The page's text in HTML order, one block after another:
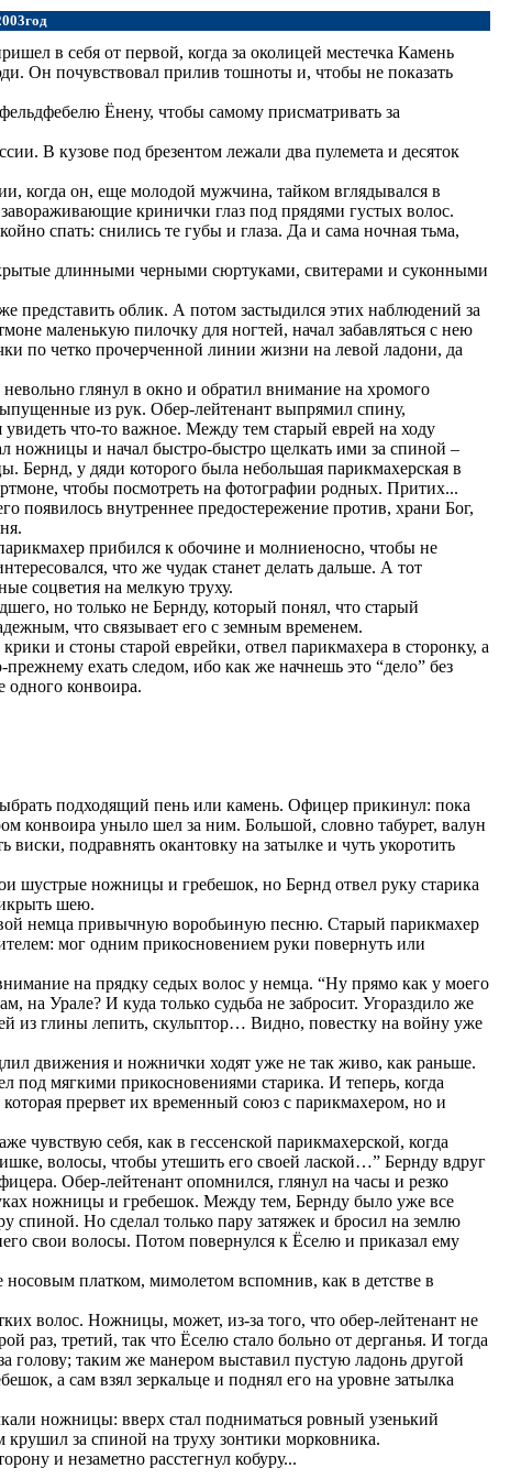
в себя от первой, когда за околицей местечка Камень
Он почувствовал прилив тошноты и, чтобы не показать
Ёнену, чтобы самому присматривать за
В кузове под брезентом лежали два пулемета и десяток
когда он, еще молодой мужчина, тайком вглядывался в
кринички глаз под прядями густых волос.
спать: снились те губы и глаза. Да и сама ночная тьма,
длинными черными сюртуками, свитерами и суконными
представить облик. А потом застыдился этих наблюдений за
маленькую пилочку для ногтей, начал забавляться с нею
по четко прочерченной линии жизни на левой ладони, да
глянул в окно и обратил внимание на хромого
из рук. Обер-лейтенант выпрямил спину,
что-то важное. Между тем старый еврей на ходу
ножницы и начал быстро-быстро щелкать ими за спиной –
Бернд, у дяди которого была небольшая парикмахерская в
чтобы посмотреть на фотографии родных. Притих...
появилось внутреннее предостережение против, храни Бог,
прибился к обочине и молниеносно, чтобы не
что же чудак станет делать дальше. А тот
соцветия на мелкую труху.
но только не Бернду, который понял, что старый
что связывает его с земным временем.
и стоны старой еврейки, отвел парикмахера в сторонку, а
ехать следом, ибо как же начнешь это “дело” без
одного конвоира.
подходящий пень или камень. Офицер прикинул: пока
конвоира уныло шел за ним. Большой, словно табурет, валун
подравнять окантовку на затылке и чуть укоротить
шустрые ножницы и гребешок, но Бернд отвел руку старика
шею.
немца привычную воробьиную песню. Старый парикмахер
мог одним прикосновением руки повернуть или
на прядку седых волос у немца. “Ну прямо как у моего
на Урале? И куда только судьба не забросит. Угораздило же
из глины лепить, скульптор… Видно, повестку на войну уже
движения и ножнички ходят уже не так живо, как раньше.
под мягкими прикосновениями старика. И теперь, когда
прервет их временный союз с парикмахером, но и
чувствую себя, как в гессенской парикмахерской, когда
волосы, чтобы утешить его своей лаской…” Бернду вдруг
Обер-лейтенант опомнился, глянул на часы и резко
ножницы и гребешок. Между тем, Бернду было уже все
спиной. Но сделал только пару затяжек и бросил на землю
свои волосы. Потом повернулся к Ёселю и приказал ему
платком, мимолетом вспомнив, как в детстве в
волос. Ножницы, может, из-за того, что обер-лейтенант не
раз, третий, так что Ёселю стало больно от дерганья. И тогда
голову; таким же манером выставил пустую ладонь другой
а сам взял зеркальце и поднял его на уровне затылка
ножницы: вверх стал подниматься ровный узенький
крушил за спиной на труху зонтики морковника.
и незаметно расстегнул кобуру...